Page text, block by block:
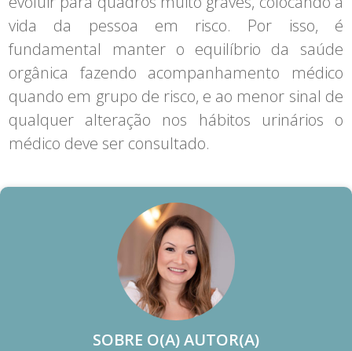
vida da pessoa em risco. Por isso, é
fundamental manter o equilíbrio da saúde
orgânica fazendo acompanhamento médico
quando em grupo de risco, e ao menor sinal de
qualquer alteração nos hábitos urinários o
médico deve ser consultado.
SOBRE O(A) AUTOR(A)